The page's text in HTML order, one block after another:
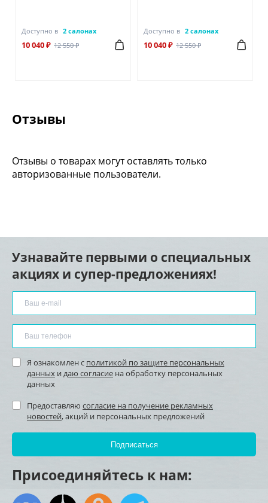
Доступно в 2 салонах
10 040 ₽ 12 550 ₽
Доступно в 2 салонах
10 040 ₽ 12 550 ₽
Отзывы
Отзывы о товарах могут оставлять только
авторизованные пользователи.
Узнавайте первыми о специальных
акциях и супер-предложениях!
Я ознакомлен с политикой по защите персональных
данных и даю согласие на обработку персональных
данных
Предоставляю согласие на получение рекламных
новостей, акций и персональных предложений
Присоединяйтесь к нам: